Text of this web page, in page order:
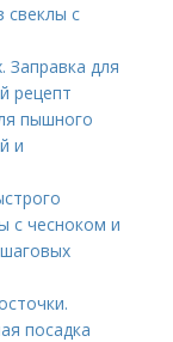
свеклы с
Заправка для
рецепт
пышного
и
с чесноком и
посадка